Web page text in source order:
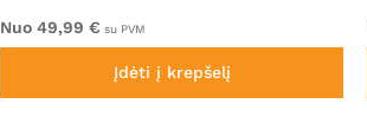
Nuo 49,99 € su PVM
Įdėti į krepšelį